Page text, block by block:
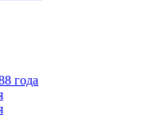
года